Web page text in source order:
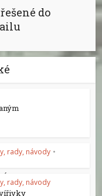
do
rady, návody •
rady, návody